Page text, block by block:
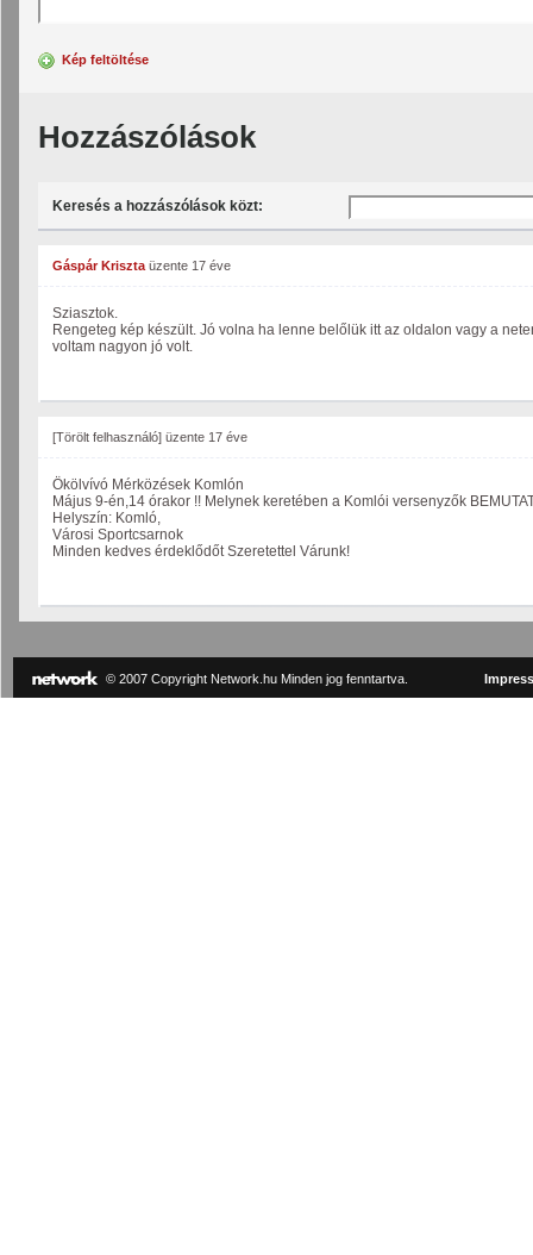
Kép feltöltése
Hozzászólások
Keresés a hozzászólások közt:
Gáspár Kriszta üzente 17 éve
Sziasztok.
Rengeteg kép készült. Jó volna ha lenne belőlük itt az oldalon vagy a
voltam nagyon jó volt.
[Törölt felhasználó] üzente 17 éve
Ökölvívó Mérközések Komlón
Május 9-én,14 órakor !! Melynek keretében a Komlói versenyzők
Helyszín: Komló,
Városi Sportcsarnok
Minden kedves érdeklődőt Szeretettel Várunk!
© 2007 Copyright Network.hu Minden jog fenntartva.